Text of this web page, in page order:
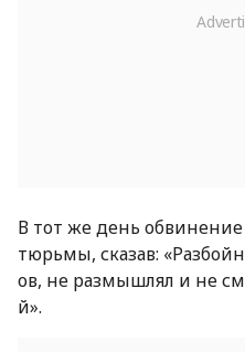
В тот же день обвинение
тюрьмы, сказав:
ов, не размышлял и не
й».